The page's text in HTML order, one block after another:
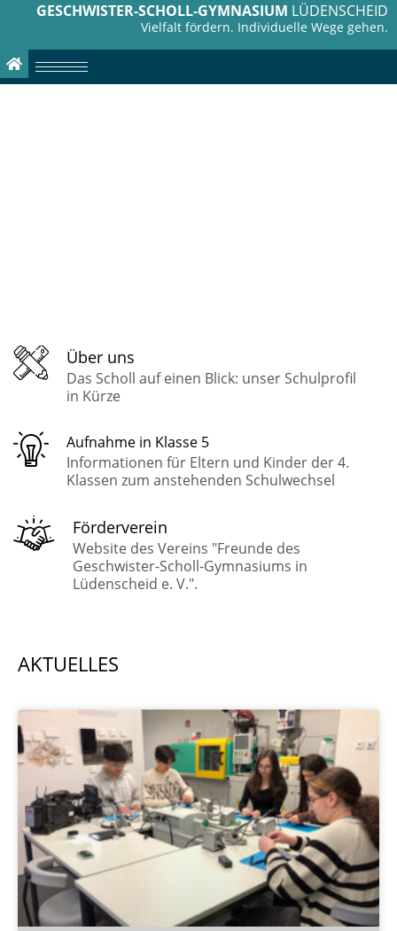
GESCHWISTER-SCHOLL-GYMNASIUM LÜDENSCHEID
Vielfalt fördern. Individuelle Wege gehen.
Über uns
Das Scholl auf einen Blick: unser Schulprofil
in Kürze
Aufnahme in Klasse 5
Informationen für Eltern und Kinder der 4.
Klassen zum anstehenden Schulwechsel
Förderverein
Website des Vereins "Freunde des
Geschwister-Scholl-Gymnasiums in
Lüdenscheid e. V.".
AKTUELLES